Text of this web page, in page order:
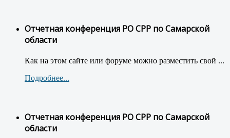
Отчетная конференция РО СРР по Самарской
области
Как на этом сайте или форуме можно разместить свой ...
Подробнее...
Отчетная конференция РО СРР по Самарской
области